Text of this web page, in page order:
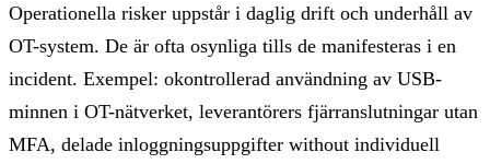
Operationella risker uppstår i daglig drift och underhåll av
OT-system. De är ofta osynliga tills de manifesteras i en
incident. Exempel: okontrollerad användning av USB-
minnen i OT-nätverket, leverantörers fjärranslutningar utan
MFA, delade inloggningsuppgifter without individuell